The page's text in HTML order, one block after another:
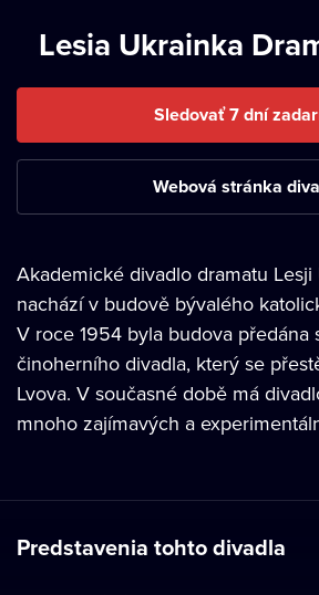
Lesia Ukrainka
Sledovať 7 dní
Webová stránka
Akademické divadlo dramatu
nachází v budově bývalého
V roce 1954 byla budova předána
činoherního divadla, který se
Lvova. V současné době má
mnoho zajímavých a
Predstavenia tohto divadla